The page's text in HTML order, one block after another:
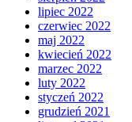
lipiec 2022
czerwiec 2022
maj 2022
kwiecień 2022
marzec 2022
luty 2022
styczeń 2022
grudzień 2021